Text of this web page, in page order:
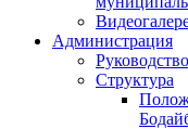
Администрация
Руководство
Структура